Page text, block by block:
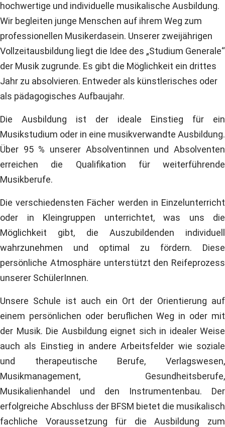
hochwertige und individuelle musikalische Ausbildung.
Wir begleiten junge Menschen auf ihrem Weg zum
professionellen Musikerdasein. Unserer zweijährigen
Vollzeitausbildung liegt die Idee des „Studium Generale“
der Musik zugrunde. Es gibt die Möglichkeit ein drittes
Jahr zu absolvieren. Entweder als künstlerisches oder
als pädagogisches Aufbaujahr.
Die Ausbildung ist der ideale Einstieg für ein
Musikstudium oder in eine musikverwandte Ausbildung.
Über 95 % unserer Absolventinnen und Absolventen
erreichen die Qualifikation für weiterführende
Musikberufe.
Die verschiedensten Fächer werden in Einzelunterricht
oder in Kleingruppen unterrichtet, was uns die
Möglichkeit gibt, die Auszubildenden individuell
wahrzunehmen und optimal zu fördern. Diese
persönliche Atmosphäre unterstützt den Reifeprozess
unserer SchülerInnen.
Unsere Schule ist auch ein Ort der Orientierung auf
einem persönlichen oder beruflichen Weg in oder mit
der Musik. Die Ausbildung eignet sich in idealer Weise
auch als Einstieg in andere Arbeitsfelder wie soziale
und therapeutische Berufe, Verlagswesen,
Musikmanagement, Gesundheitsberufe,
Musikalienhandel und den Instrumentenbau. Der
erfolgreiche Abschluss der BFSM bietet die musikalisch
fachliche Voraussetzung für die Ausbildung zum